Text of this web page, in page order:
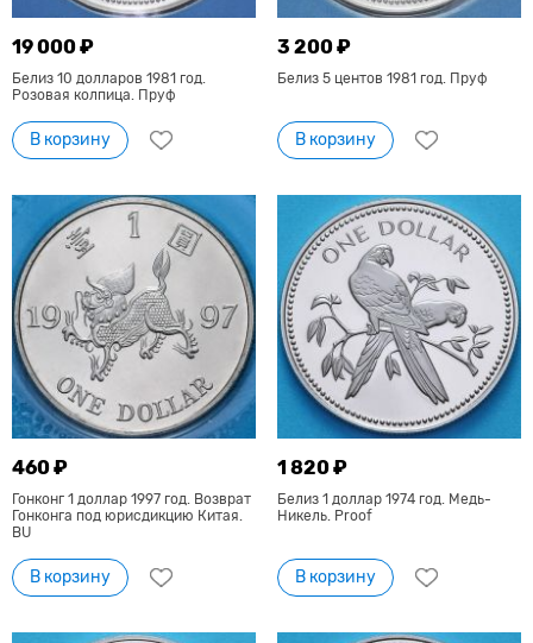
19 000 ₽
Белиз 10 долларов 1981 год.
Розовая колпица. Пруф
В корзину
3 200 ₽
Белиз 5 центов 1981 год. Пруф
В корзину
460 ₽
Гонконг 1 доллар 1997 год. Возврат
Гонконга под юрисдикцию Китая.
BU
В корзину
1 820 ₽
Белиз 1 доллар 1974 год. Медь-
Никель. Proof
В корзину